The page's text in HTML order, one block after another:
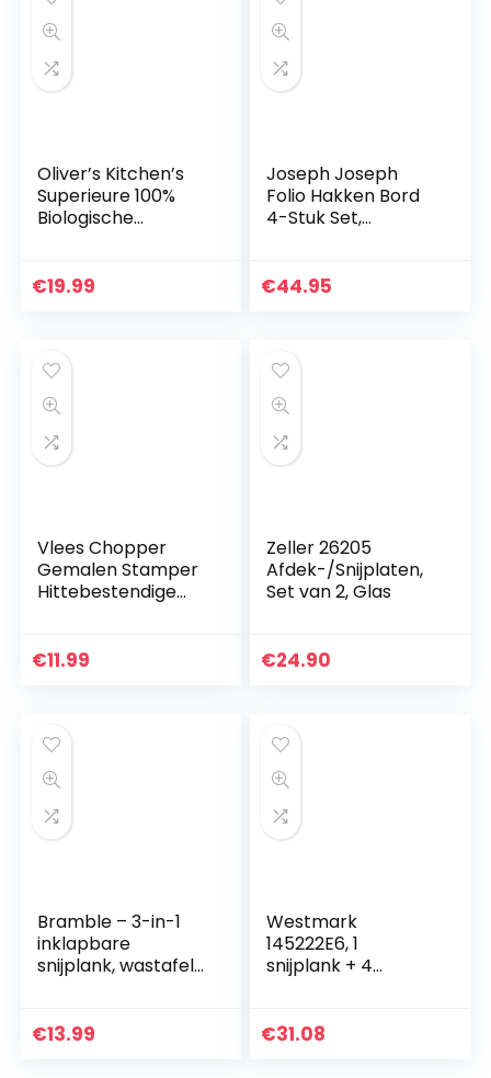
Oliver’s Kitchen’s
Superieure 100%
Biologische
Snijplank – Sterk,
€19.99
Joseph Joseph
Folio Hakken Bord
4-Stuk Set,
€44.95
Vlees Chopper
Gemalen Stamper
Hittebestendige
Chopper Stamper
€11.99
Zeller 26205
Afdek-/Snijplaten,
Set van 2, Glas
€24.90
Bramble – 3-in-1
inklapbare
snijplank, wastafel
€13.99
Westmark
145222E6, 1
snijplank + 4
€31.08